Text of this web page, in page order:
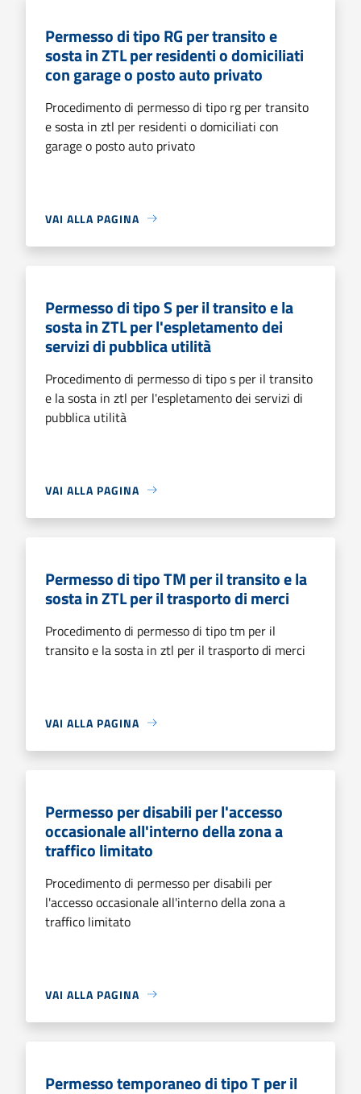
Permesso di tipo RG per transito e
sosta in ZTL per residenti o domiciliati
con garage o posto auto privato
Procedimento di permesso di tipo rg per transito
e sosta in ztl per residenti o domiciliati con
garage o posto auto privato
VAI ALLA PAGINA
Permesso di tipo S per il transito e la
sosta in ZTL per l'espletamento dei
servizi di pubblica utilità
Procedimento di permesso di tipo s per il transito
e la sosta in ztl per l'espletamento dei servizi di
pubblica utilità
VAI ALLA PAGINA
Permesso di tipo TM per il transito e la
sosta in ZTL per il trasporto di merci
Procedimento di permesso di tipo tm per il
transito e la sosta in ztl per il trasporto di merci
VAI ALLA PAGINA
Permesso per disabili per l'accesso
occasionale all'interno della zona a
traffico limitato
Procedimento di permesso per disabili per
l'accesso occasionale all'interno della zona a
traffico limitato
VAI ALLA PAGINA
Permesso temporaneo di tipo T per il